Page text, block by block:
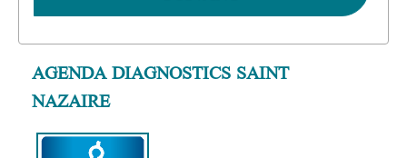
AGENDA DIAGNOSTICS SAINT
NAZAIRE